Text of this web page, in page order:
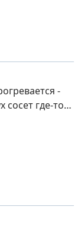
-
сосет где-то…